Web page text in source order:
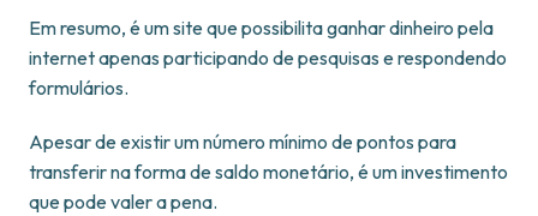
Em resumo, é um site que possibilita ganhar dinheiro pela
internet apenas participando de pesquisas e respondendo
formulários.
Apesar de existir um número mínimo de pontos para
transferir na forma de saldo monetário, é um investimento
que pode valer a pena.